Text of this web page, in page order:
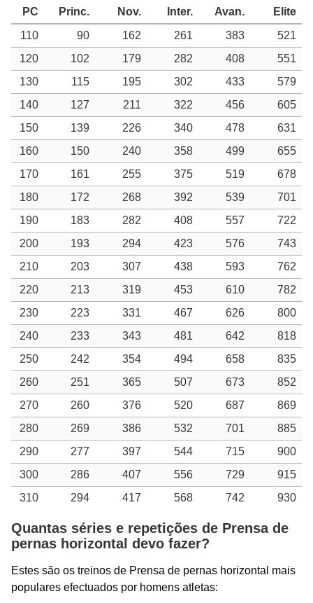
PC Princ. Nov. Inter. Avan.
Elite
110
90 162 261 383
521
120
102 179 282 408
551
130
115 195 302 433
579
140
127 211 322 456
605
150
139 226 340 478
631
160
150 240 358 499
655
170
161 255 375 519
678
180
172 268 392 539
701
190
183 282 408 557
722
200
193 294 423 576
743
210
203 307 438 593
762
220
213 319 453 610
782
230
223 331 467 626
800
240
233 343 481 642
818
250
242 354 494 658
835
260
251 365 507 673
852
270
260 376 520 687
869
280
269 386 532 701
885
290
277 397 544 715
900
300
286 407 556 729
915
310
294 417 568 742 930
Quantas séries e repetições de Prensa de
pernas horizontal devo fazer?
Estes são os treinos de Prensa de pernas horizontal mais
populares efectuados por homens atletas: